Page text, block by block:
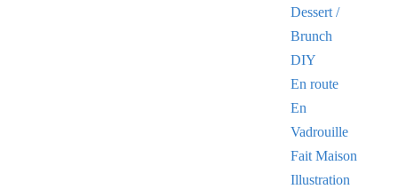
Dessert /
Brunch
DIY
En route
En
Vadrouille
Fait Maison
Illustration